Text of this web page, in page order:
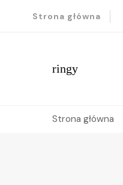
Strona główna
ringy
Strona główna